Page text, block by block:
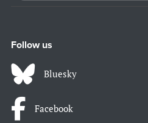
Follow us
Bluesky
Facebook